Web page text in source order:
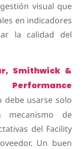
visual que
en indicadores
la calidad del
Smithwick &
debe usarse solo
mecanismo de
del Facility
Un buen